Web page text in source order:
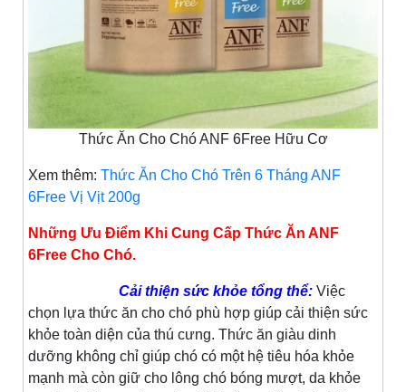
Thức Ăn Cho Chó ANF 6Free Hữu Cơ
Xem thêm: Thức Ăn Cho Chó Trên 6 Tháng ANF
6Free Vị Vịt 200g
Những Ưu Điểm Khi Cung Cấp Thức Ăn ANF
6Free Cho Chó.
Cải thiện sức khỏe tổng thể: Việc
chọn lựa thức ăn cho chó phù hợp giúp cải thiện sức
khỏe toàn diện của thú cưng. Thức ăn giàu dinh
dưỡng không chỉ giúp chó có một hệ tiêu hóa khỏe
mạnh mà còn giữ cho lông chó bóng mượt, da khỏe